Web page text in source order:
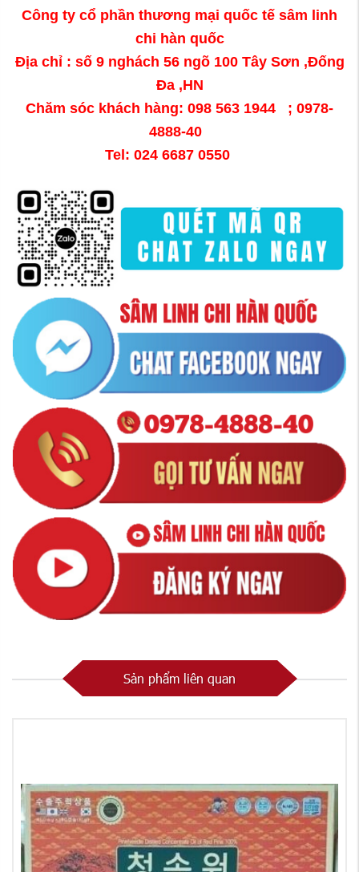
Công ty cổ phần thương mại quốc tế sâm linh
chi hàn quốc
Địa chỉ : số 9 nghách 56 ngõ 100 Tây Sơn ,Đống
Đa ,HN
Chăm sóc khách hàng: 098 563 1944 ; 0978-
4888-40
Tel: 024 6687 0550
Sản phẩm liên quan